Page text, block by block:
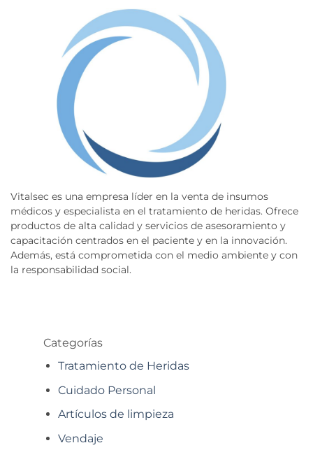
Vitalsec es una empresa líder en la venta de insumos
médicos y especialista en el tratamiento de heridas. Ofrece
productos de alta calidad y servicios de asesoramiento y
capacitación centrados en el paciente y en la innovación.
Además, está comprometida con el medio ambiente y con
la responsabilidad social.
Categorías
Tratamiento de Heridas
Cuidado Personal
Artículos de limpieza
Vendaje